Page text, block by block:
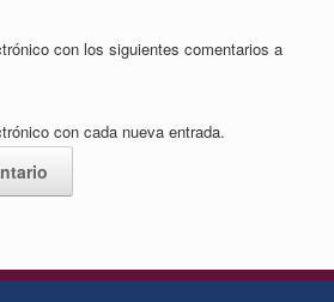
con los siguientes comentarios a
con cada nueva entrada.